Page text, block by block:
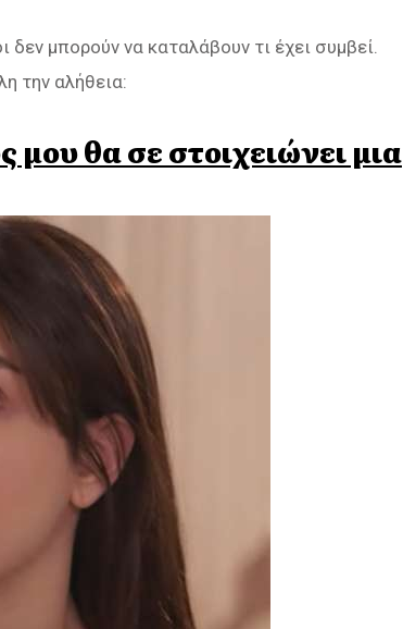
μπορούν να καταλάβουν τι έχει συμβεί.
την αλήθεια:
μου θα σε στοιχειώνει μια